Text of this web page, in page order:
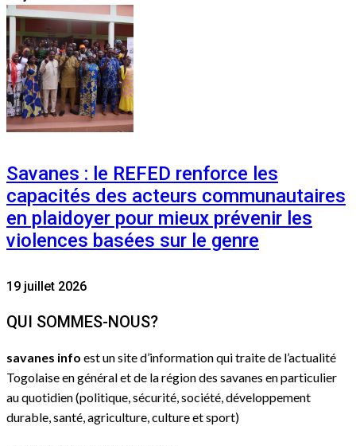
Savanes : le REFED renforce les
capacités des acteurs communautaires
en plaidoyer pour mieux prévenir les
violences basées sur le genre
19 juillet 2026
QUI SOMMES-NOUS?
savanes info est un site d’information qui traite de l’actualité
Togolaise en général et de la région des savanes en particulier
au quotidien (politique, sécurité, société, développement
durable, santé, agriculture, culture et sport)